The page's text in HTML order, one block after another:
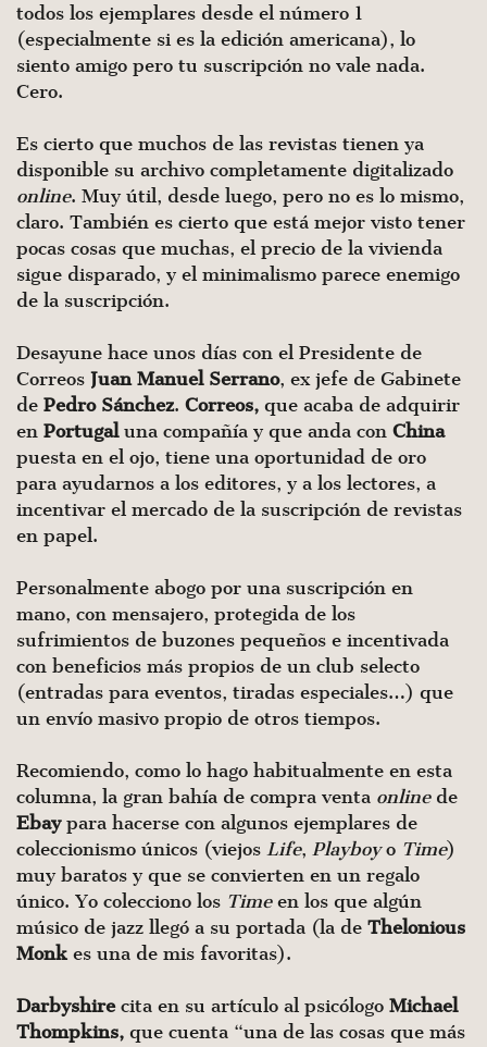
todos los ejemplares desde el número 1
(especialmente si es la edición americana), lo
siento amigo pero tu suscripción no vale nada.
Cero.
Es cierto que muchos de las revistas tienen ya
disponible su archivo completamente digitalizado
online. Muy útil, desde luego, pero no es lo mismo,
claro. También es cierto que está mejor visto tener
pocas cosas que muchas, el precio de la vivienda
sigue disparado, y el minimalismo parece enemigo
de la suscripción.
Desayune hace unos días con el Presidente de
Correos Juan Manuel Serrano, ex jefe de Gabinete
de Pedro Sánchez. Correos, que acaba de adquirir
en Portugaluna compañía y que anda con China
puesta en el ojo, tiene una oportunidad de oro
para ayudarnos a los editores, y a los lectores, a
incentivar el mercado de la suscripción de revistas
en papel.
Personalmente abogo por una suscripción en
mano, con mensajero, protegida de los
sufrimientos de buzones pequeños e incentivada
con beneficios más propios de un club selecto
(entradas para eventos, tiradas especiales…) que
un envío masivo propio de otros tiempos.
Recomiendo, como lo hago habitualmente en esta
columna, la gran bahía de compra venta onlinede
Ebaypara hacerse con algunos ejemplares de
coleccionismo únicos (viejos Life, Playboyo Time)
muy baratos y que se convierten en un regalo
único. Yo colecciono los Timeen los que algún
músico de jazz llegó a su portada (la de Thelonious
Monk es una de mis favoritas).
Darbyshirecita en su artículo al psicólogo Michael
Thompkins, que cuenta “una de las cosas que más